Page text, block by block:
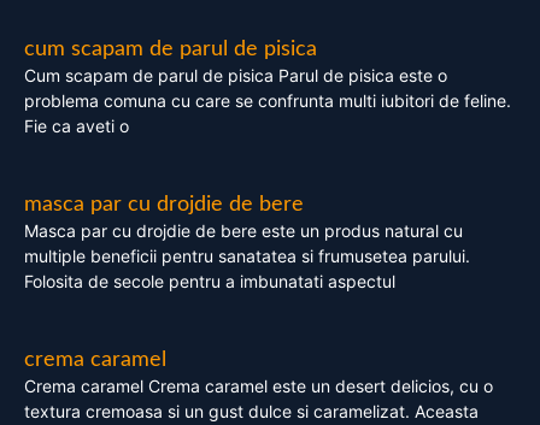
cum scapam de parul de pisica
Cum scapam de parul de pisica Parul de pisica este o
problema comuna cu care se confrunta multi iubitori de feline.
Fie ca aveti o
masca par cu drojdie de bere
Masca par cu drojdie de bere este un produs natural cu
multiple beneficii pentru sanatatea si frumusetea parului.
Folosita de secole pentru a imbunatati aspectul
crema caramel
Crema caramel Crema caramel este un desert delicios, cu o
textura cremoasa si un gust dulce si caramelizat. Aceasta